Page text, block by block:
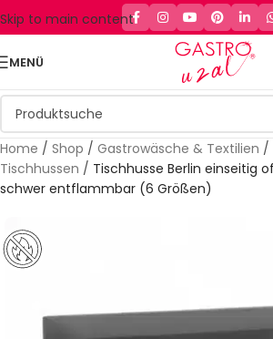
Skip to main content
MENÜ
Home / Shop / Gastrowäsche & Textilien /
Tischhussen / Tischhusse Berlin einseitig
schwer entflammbar (6 Größen)